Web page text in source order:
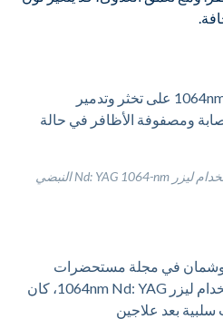
تعمل طاقة الليزر 1064nm Nd: YAG على تخثر وتدمير
ومصفوفة الأظافر في حالة
العلاج بالليزر لداء الفطريات باستخدام ليزر Nd: YAG 1064-nm النبضي
في مجلة مستحضرات
التجميل والعلاج بالليزر، باستخدام ليزر 1064nm Nd: YAG، كان